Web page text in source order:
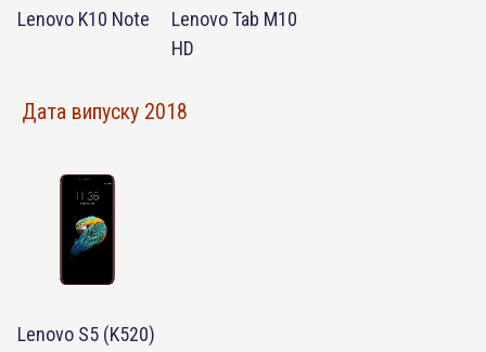
Lenovo K10 Note
Lenovo Tab M10
HD
Дата випуску 2018
Lenovo S5 (K520)